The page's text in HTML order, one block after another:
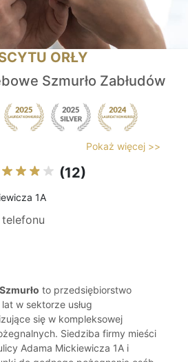
ORŁY
Szmurło Zabłudów
Pokaż więcej >>
(12)
1A
to przedsiębiorstwo
w sektorze usług
się w kompleksowej
Siedziba firmy mieści
Adama Mickiewicza 1A i